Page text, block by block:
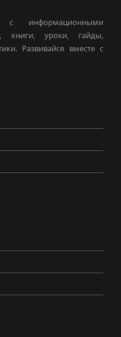
с информационными
книги, уроки, гайды,
Развивайся вместе с